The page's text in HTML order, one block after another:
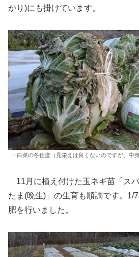
かり)にも掛けています。
・白菜の冬仕度（見栄えは良くないのですが、中
11月に植え付けた玉ネギ苗「ス
たま(晩生)」の生育も順調です。1/
肥を行いました。